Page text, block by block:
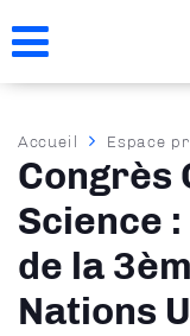
au
Fil
d'Ariane
Accueil Espace
Congrès
Science
de la
Nations